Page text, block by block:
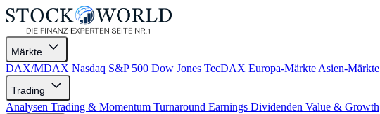
Märkte
DAX/MDAX Nasdaq S&P 500 Dow Jones TecDAX Europa-Märkte Asien-Märkte
Trading
Analysen Trading & Momentum Turnaround Earnings Dividenden Value & Growth